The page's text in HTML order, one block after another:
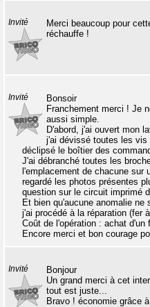
Invité
Merci beaucoup pour
réchauffe !
Invité
Bonsoir
Franchement merci ! Je
aussi simple.
D'abord, j'ai ouvert mon
j'ai dévissé toutes les vis
déclipsé le boîtier des
J'ai débranché toutes les
l'emplacement de chacune sur
regardé les photos présentes
question sur le circuit imprimé
Et bien qu'aucune anomalie
j'ai procédé à la réparation (fer
Coût de l'opération : achat d'un
Encore merci et bon courage
Invité
Bonjour
Un grand merci à cet
tout est juste...
Bravo ! économie grâce